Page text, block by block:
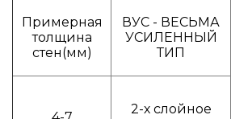
Примерная
толщина
стен(мм)
ВУС - ВЕСЬМА
УСИЛЕННЫЙ
ТИП
2-х слойное